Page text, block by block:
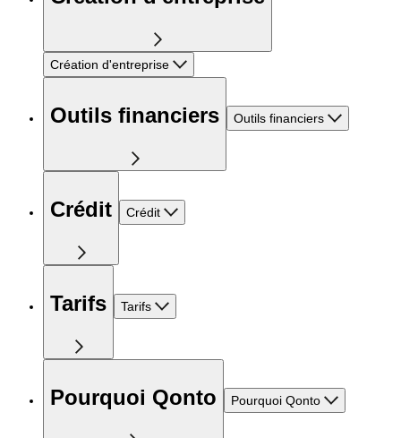
Création d'entreprise
Outils financiers Outils financiers
Crédit Crédit
Tarifs Tarifs
Pourquoi Qonto Pourquoi Qonto